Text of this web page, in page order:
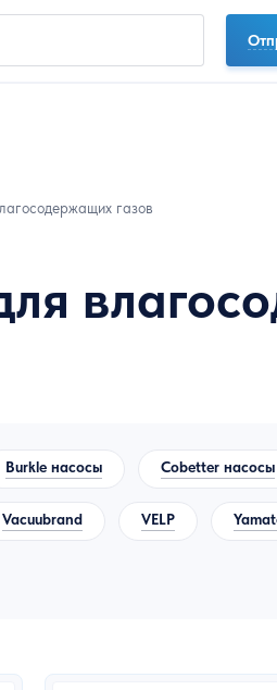
газов
Burkle насосы Cobetter насосы
Vacuubrand VELP